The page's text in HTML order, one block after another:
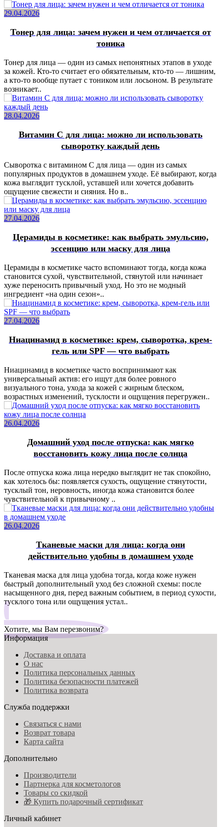
29.04.2026
Тонер для лица: зачем нужен и чем отличается от
тоника
Тонер для лица — один из самых непонятных этапов в уходе
за кожей. Кто-то считает его обязательным, кто-то — лишним,
а кто-то вообще путает с тоником или лосьоном. В результате
возникает..
28.04.2026
Витамин C для лица: можно ли использовать
сыворотку каждый день
Сыворотка с витамином C для лица — один из самых
популярных продуктов в домашнем уходе. Её выбирают, когда
кожа выглядит тусклой, уставшей или хочется добавить
ощущение свежести и сияния. Но в..
27.04.2026
Церамиды в косметике: как выбрать эмульсию,
эссенцию или маску для лица
Церамиды в косметике часто вспоминают тогда, когда кожа
становится сухой, чувствительной, стянутой или начинает
хуже переносить привычный уход. Но это не модный
ингредиент «на один сезон»..
27.04.2026
Ниацинамид в косметике: крем, сыворотка, крем-
гель или SPF — что выбрать
Ниацинамид в косметике часто воспринимают как
универсальный актив: его ищут для более ровного
визуального тона, ухода за кожей с жирным блеском,
возрастных изменений, тусклости и ощущения перегружен..
26.04.2026
Домашний уход после отпуска: как мягко
восстановить кожу лица после солнца
После отпуска кожа лица нередко выглядит не так спокойно,
как хотелось бы: появляется сухость, ощущение стянутости,
тусклый тон, неровность, иногда кожа становится более
чувствительной к привычному ..
26.04.2026
Тканевые маски для лица: когда они
действительно удобны в домашнем уходе
Тканевая маска для лица удобна тогда, когда коже нужен
быстрый дополнительный уход без сложной схемы: после
насыщенного дня, перед важным событием, в период сухости,
тусклого тона или ощущения устал..
Хотите, мы Вам перезвоним?
Информация
Доставка и оплата
О нас
Политика персональных данных
Политика безопасности платежей
Политика возврата
Служба поддержки
Связаться с нами
Возврат товара
Карта сайта
Дополнительно
Производители
Партнерка для косметологов
Товары со скидкой
🎁 Купить подарочный сертификат
Личный кабинет